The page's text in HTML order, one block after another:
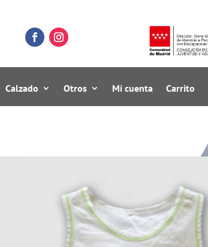
Calzado Otros Mi cuenta Carrito